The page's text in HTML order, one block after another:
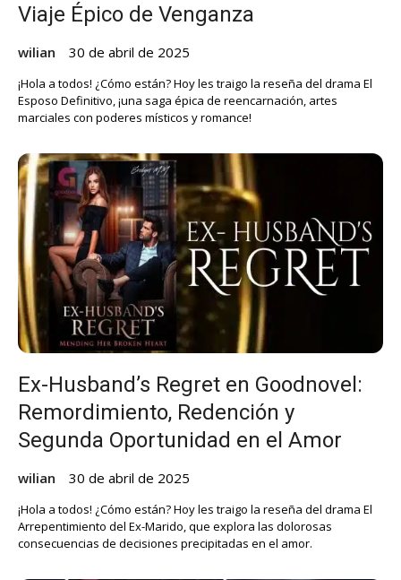
Viaje Épico de Venganza
wilian 30 de abril de 2025
¡Hola a todos! ¿Cómo están? Hoy les traigo la reseña del drama El
Esposo Definitivo, ¡una saga épica de reencarnación, artes
marciales con poderes místicos y romance!
Ex-Husband’s Regret en Goodnovel:
Remordimiento, Redención y
Segunda Oportunidad en el Amor
wilian 30 de abril de 2025
¡Hola a todos! ¿Cómo están? Hoy les traigo la reseña del drama El
Arrepentimiento del Ex-Marido, que explora las dolorosas
consecuencias de decisiones precipitadas en el amor.